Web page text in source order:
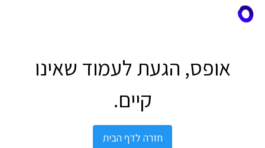
אופס, הגעת לעמוד שאינו
קיים.
חזרה לדף הבית